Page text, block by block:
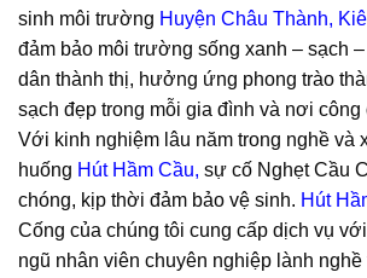
sinh môi trường Huyện Châu Thành,
đảm bảo môi trường sống xanh – sạch
dân thành thị, hưởng ứng phong trào
sạch đẹp trong mỗi gia đình và nơi công
Với kinh nghiệm lâu năm trong nghề và
huống Hút Hầm Cầu, sự cố Nghẹt Cầu
chóng, kịp thời đảm bảo vệ sinh. Hút
Cống của chúng tôi cung cấp dịch vụ
ngũ nhân viên chuyên nghiệp lành